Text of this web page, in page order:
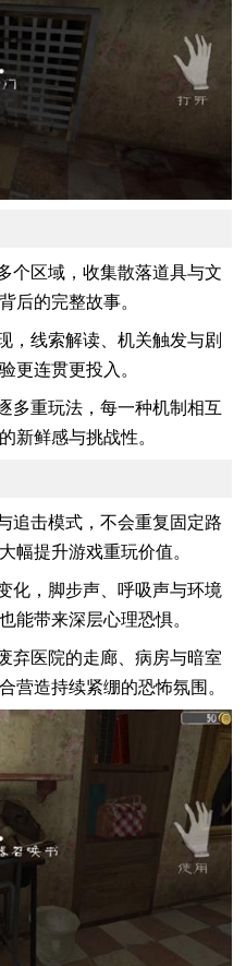
个区域，收集散落道具与文
后的完整故事。
，线索解读、机关触发与剧
更连贯更投入。
多重玩法，每一种机制相互
新鲜感与挑战性。
追击模式，不会重复固定路
幅提升游戏重玩价值。
化，脚步声、呼吸声与环境
能带来深层心理恐惧。
弃医院的走廊、病房与暗室
营造持续紧绷的恐怖氛围。